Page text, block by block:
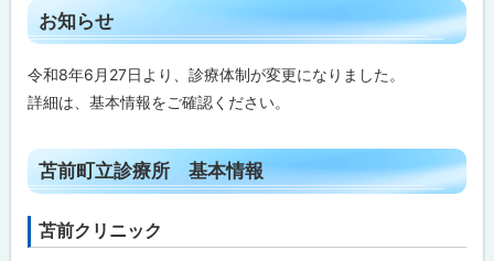
ペ
ー
ジ
内
目
次
知
ら
せ
苫
前
お知らせ
令和8年6月27日より、診療体制が変更になりました。
詳細は、基本情報をご確認ください。
ト
ッ
プ
に
苫前町立診療所 基本情報
苫前クリニック